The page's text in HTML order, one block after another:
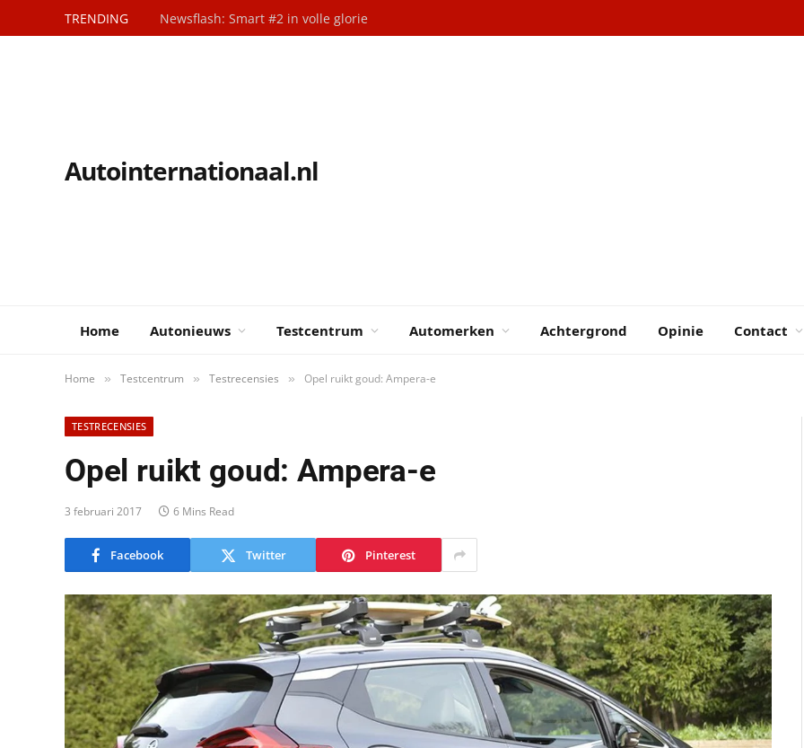
TRENDING Newsflash: Smart #2 in volle glorie
Autointernationaal.nl
Home Autonieuws Testcentrum Automerken Achtergrond Opinie Contact
Home » Testcentrum » Testrecensies » Opel ruikt goud: Ampera-e
TESTRECENSIES
Opel ruikt goud: Ampera-e
3 februari 2017 6 Mins Read
Facebook Twitter Pinterest